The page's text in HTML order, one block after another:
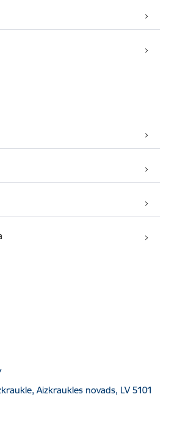
Aizkraukles novads, LV 5101